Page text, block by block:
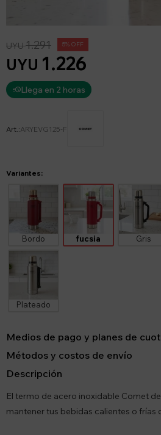
UYU 1.226
UYU1.291 5
Llega en 2 horas
ARYEVG125-F
Variantes:
Bordo fucsia Gris
Plateado
Medios de pago y planes de
Métodos y costos de envío
Descripción
El termo de acero inoxidable Comet
mantener tus bebidas calientes o frías